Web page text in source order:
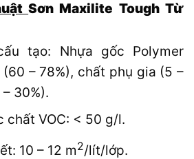
SơnMaxilite ToughTừ
tạo: Nhựa gốc Polymer
– 78%), chất phụ gia (5 –
30%).
chất VOC: < 50 g/l.
10 – 12 m2/lít/lớp.